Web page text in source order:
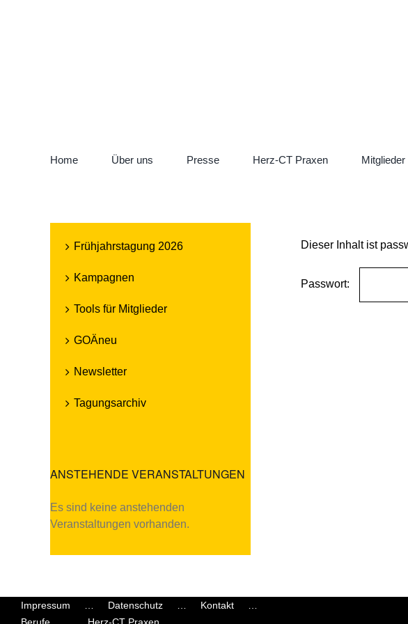
Home Über uns Presse Herz-CT Praxen Mitglieder
Dieser Inhalt ist
Passwort:
Frühjahrstagung 2026
Kampagnen
Tools für Mitglieder
GOÄneu
Newsletter
Tagungsarchiv
ANSTEHENDE VERANSTALTUNGEN
Hinweis
Es sind keine anstehenden
Veranstaltungen vorhanden.
Impressum Datenschutz
Kontakt